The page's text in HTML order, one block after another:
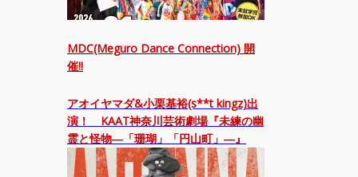
MDC(Meguro Dance Connection) 開
催!!
アオイヤマダ&小栗基裕(s**t kingz)出
演！ KAAT神奈川芸術劇場『未練の幽
霊と怪物―「珊瑚」「円山町」―』